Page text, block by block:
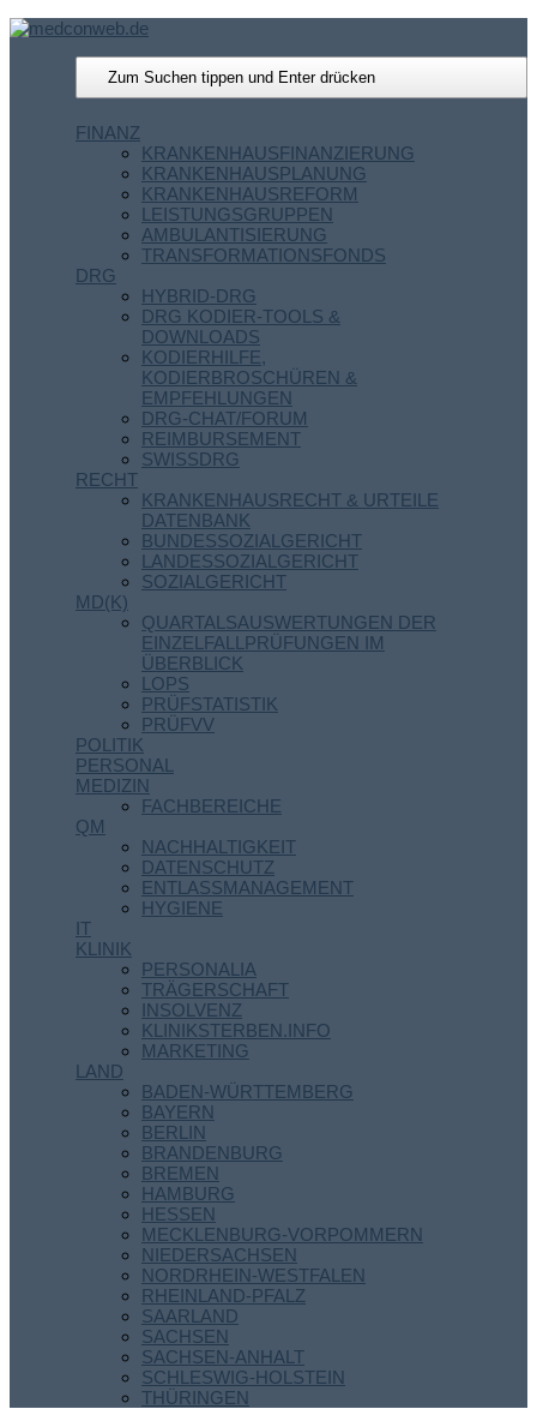
FINANZ
KRANKENHAUSFINANZIERUNG
KRANKENHAUSPLANUNG
KRANKENHAUSREFORM
LEISTUNGSGRUPPEN
AMBULANTISIERUNG
TRANSFORMATIONSFONDS
DRG
HYBRID-DRG
DRG KODIER-TOOLS &
DOWNLOADS
KODIERHILFE,
KODIERBROSCHÜREN &
EMPFEHLUNGEN
DRG-CHAT/FORUM
REIMBURSEMENT
SWISSDRG
RECHT
KRANKENHAUSRECHT & URTEILE
DATENBANK
BUNDESSOZIALGERICHT
LANDESSOZIALGERICHT
SOZIALGERICHT
MD(K)
QUARTALSAUSWERTUNGEN DER
EINZELFALLPRÜFUNGEN IM
ÜBERBLICK
LOPS
PRÜFSTATISTIK
PRÜFVV
POLITIK
PERSONAL
MEDIZIN
FACHBEREICHE
QM
NACHHALTIGKEIT
DATENSCHUTZ
ENTLASSMANAGEMENT
HYGIENE
IT
KLINIK
PERSONALIA
TRÄGERSCHAFT
INSOLVENZ
KLINIKSTERBEN.INFO
MARKETING
LAND
BADEN-WÜRTTEMBERG
BAYERN
BERLIN
BRANDENBURG
BREMEN
HAMBURG
HESSEN
MECKLENBURG-VORPOMMERN
NIEDERSACHSEN
NORDRHEIN-WESTFALEN
RHEINLAND-PFALZ
SAARLAND
SACHSEN
SACHSEN-ANHALT
SCHLESWIG-HOLSTEIN
THÜRINGEN